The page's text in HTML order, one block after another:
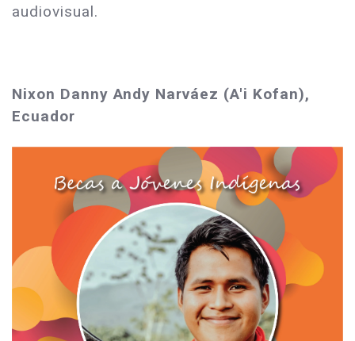
audiovisual.
Nixon Danny Andy Narváez (A'i Kofan),
Ecuador